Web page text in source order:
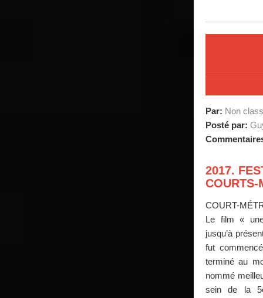
Par: Non
Posté par:
2017.
COURTS-
COURT-
Le film «
jusqu’à
fut
terminé au
nommé
sein de la